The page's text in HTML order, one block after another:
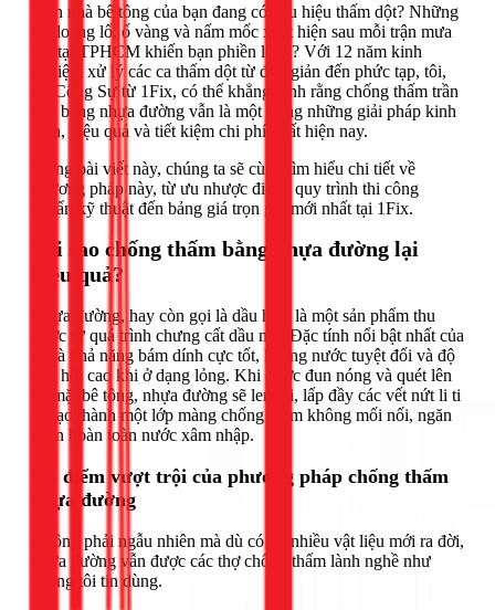
Trần nhà bê tông của bạn đang có dấu hiệu thấm dột? Những
vết loang lổ, ố vàng và nấm mốc xuất hiện sau mỗi trận mưa
lớn tại TPHCM khiến bạn phiền lòng? Với 12 năm kinh
nghiệm xử lý các ca thấm dột từ đơn giản đến phức tạp, tôi,
Lê Công Sự từ 1Fix, có thể khẳng định rằng chống thấm trần
nhà bằng nhựa đường vẫn là một trong những giải pháp kinh
điển, hiệu quả và tiết kiệm chi phí nhất hiện nay.
Trong bài viết này, chúng ta sẽ cùng tìm hiểu chi tiết về
phương pháp này, từ ưu nhược điểm, quy trình thi công
chuẩn kỹ thuật đến bảng giá trọn gói mới nhất tại 1Fix.
Tại sao chống thấm bằng nhựa đường lại
hiệu quả?
Nhựa đường, hay còn gọi là dầu hắc, là một sản phẩm thu
được từ quá trình chưng cất dầu mỏ. Đặc tính nổi bật nhất của
nó là khả năng bám dính cực tốt, kháng nước tuyệt đối và độ
đàn hồi cao khi ở dạng lỏng. Khi được đun nóng và quét lên
bề mặt bê tông, nhựa đường sẽ len lỏi, lấp đầy các vết nứt li ti
và tạo thành một lớp màng chống thấm không mối nối, ngăn
chặn hoàn toàn nước xâm nhập.
Ưu điểm vượt trội của phương pháp chống thấm
nhựa đường
Không phải ngẫu nhiên mà dù có rất nhiều vật liệu mới ra đời,
nhựa đường vẫn được các thợ chống thấm lành nghề như
chúng tôi tin dùng.